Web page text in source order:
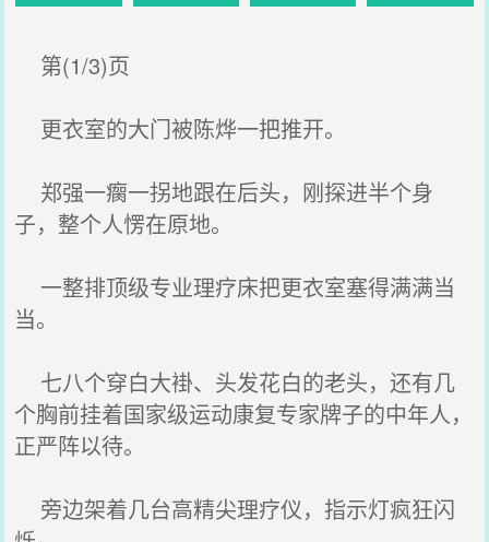
第(1/3)页
更衣室的大门被陈烨一把推开。
郑强一瘸一拐地跟在后头，刚探进半个身
子，整个人愣在原地。
一整排顶级专业理疗床把更衣室塞得满满当
当。
七八个穿白大褂、头发花白的老头，还有几
个胸前挂着国家级运动康复专家牌子的中年人，
正严阵以待。
旁边架着几台高精尖理疗仪，指示灯疯狂闪